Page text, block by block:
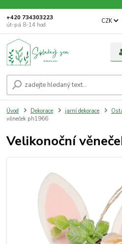
CZK
+420 734303223
út-pá 8-14 hod
Úvod Dekorace jarní dekorace
věneček ph1966
Velikonoční